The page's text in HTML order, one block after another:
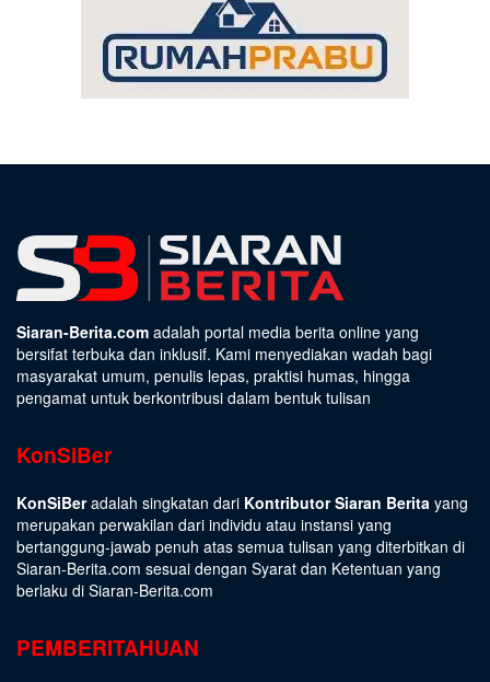
Siaran-Berita.com adalah portal media berita online yang
bersifat terbuka dan inklusif. Kami menyediakan wadah bagi
masyarakat umum, penulis lepas, praktisi humas, hingga
pengamat untuk berkontribusi dalam bentuk tulisan
KonSiBer
KonSiBeradalah singkatan dari Kontributor Siaran Berita yang
merupakan perwakilan dari individu atau instansi yang
bertanggung-jawab penuh atas semua tulisan yang diterbitkan di
Siaran-Berita.com sesuai dengan Syarat dan Ketentuan yang
berlaku di Siaran-Berita.com
PEMBERITAHUAN